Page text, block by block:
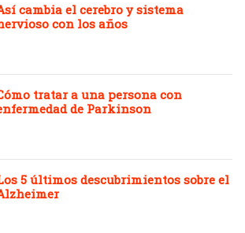
cambia el cerebro y sistema
con los años
tratar a una persona con
de Parkinson
5 últimos descubrimientos sobre el